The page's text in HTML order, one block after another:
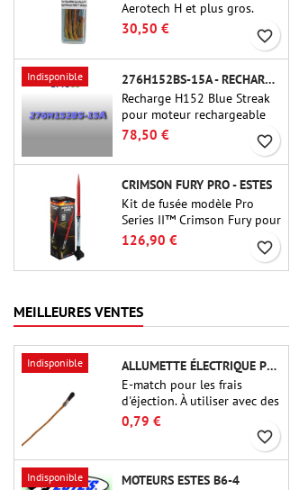
Aerotech H et plus gros.
Allumage fiable des moteurs
jusqu'à 91 cm de longu
30,50 € favorite_border
Indisponible
276H152BS-15A - RECHARGE 38MM CTI
Recharge H152 Blue Streak
pour moteur rechargeable
Cesaroni P38-2G. Le délai de
15 secondes est réglable via
l'outil ProDAT 38
78,50 € favorite_border
CRIMSON FURY PRO - ESTES
Kit de fusée modèle Pro
Series II™ Crimson Fury pour
moteurs de 29 mm de type
fuséologues confirmés, le
atterrissages en douceur et
construction aussi raffinée
que les vols eux-mêmes.
126,90 € favorite_border
MEILLEURES VENTES
Indisponible
ALLUMETTE ÉLECTRIQUE POUR CHARGE D'ÉJECTION
E-match pour les frais
d'éjection. À utiliser avec des
altimètres ou d'autres
appareils électroniques.
0,79 €
favorite_border
Indisponible
MOTEURS ESTES B6-4